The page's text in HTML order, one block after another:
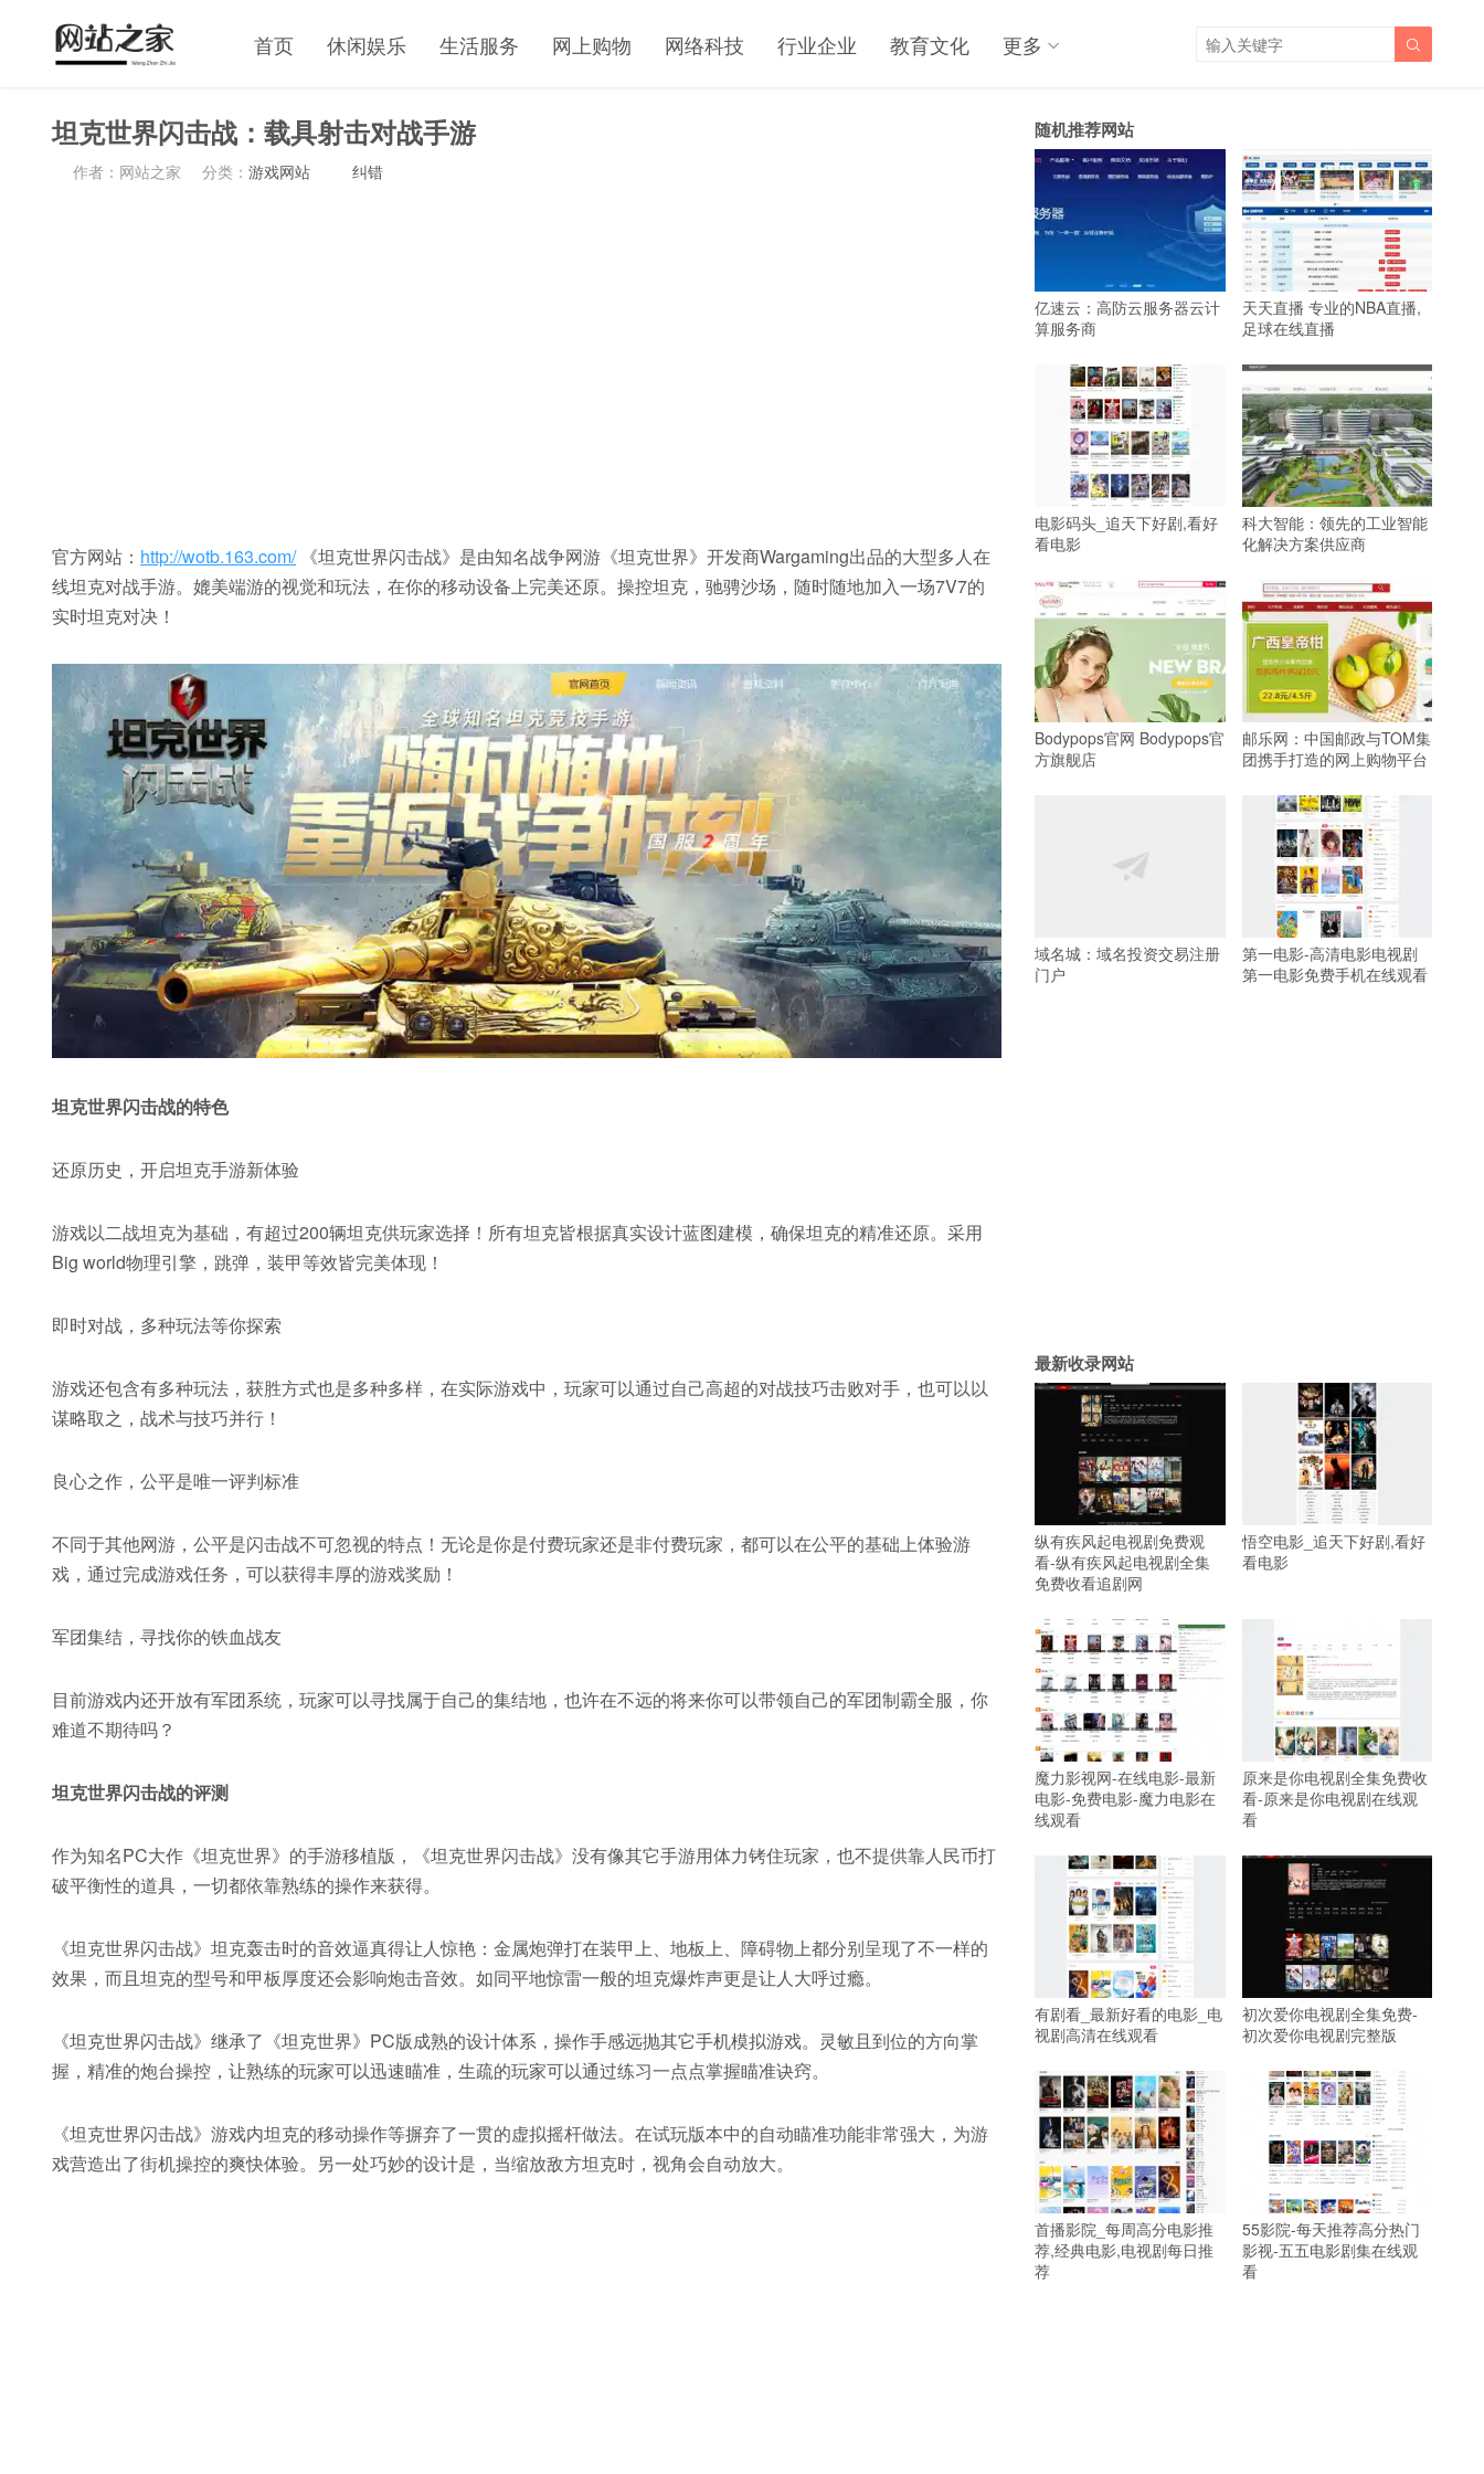
首页 休闲娱乐 生活服务 网上购物 网络科技 行业企业 教育文化 更多 
坦克世界闪击战：载具射击对战手游
作者：网站之家 分类： 游戏网站 纠错
官方网站： http://wotb.163.com/《坦克世界闪击战》是由知名战争网游《坦克世界》开发商Wargaming出品的大型多人在
线坦克对战手游。媲美端游的视觉和玩法，在你的移动设备上完美还原。操控坦克，驰骋沙场，随时随地加入一场7V7的
实时坦克对决！
坦克世界闪击战的特色
还原历史，开启坦克手游新体验
游戏以二战坦克为基础，有超过200辆坦克供玩家选择！所有坦克皆根据真实设计蓝图建模，确保坦克的精准还原。采用
Big world物理引擎，跳弹，装甲等效皆完美体现！
即时对战，多种玩法等你探索
游戏还包含有多种玩法，获胜方式也是多种多样，在实际游戏中，玩家可以通过自己高超的对战技巧击败对手，也可以以
谋略取之，战术与技巧并行！
良心之作，公平是唯一评判标准
不同于其他网游，公平是闪击战不可忽视的特点！无论是你是付费玩家还是非付费玩家，都可以在公平的基础上体验游
戏，通过完成游戏任务，可以获得丰厚的游戏奖励！
军团集结，寻找你的铁血战友
目前游戏内还开放有军团系统，玩家可以寻找属于自己的集结地，也许在不远的将来你可以带领自己的军团制霸全服，你
难道不期待吗？
坦克世界闪击战的评测
作为知名PC大作《坦克世界》的手游移植版，《坦克世界闪击战》没有像其它手游用体力铐住玩家，也不提供靠人民币打
破平衡性的道具，一切都依靠熟练的操作来获得。
《坦克世界闪击战》坦克轰击时的音效逼真得让人惊艳：金属炮弹打在装甲上、地板上、障碍物上都分别呈现了不一样的
效果，而且坦克的型号和甲板厚度还会影响炮击音效。如同平地惊雷一般的坦克爆炸声更是让人大呼过瘾。
《坦克世界闪击战》继承了《坦克世界》PC版成熟的设计体系，操作手感远抛其它手机模拟游戏。灵敏且到位的方向掌
握，精准的炮台操控，让熟练的玩家可以迅速瞄准，生疏的玩家可以通过练习一点点掌握瞄准诀窍。
《坦克世界闪击战》游戏内坦克的移动操作等摒弃了一贯的虚拟摇杆做法。在试玩版本中的自动瞄准功能非常强大，为游
戏营造出了街机操控的爽快体验。另一处巧妙的设计是，当缩放敌方坦克时，视角会自动放大。
随机推荐网站
亿速云：高防云服务器云计
算服务商
天天直播 专业的NBA直播,
足球在线直播
电影码头_追天下好剧,看好
看电影
科大智能：领先的工业智能
化解决方案供应商
Bodypops官网 Bodypops官
方旗舰店
邮乐网：中国邮政与TOM集
团携手打造的网上购物平台
域名城：域名投资交易注册
门户
第一电影-高清电影电视剧
第一电影免费手机在线观看
最新收录网站
纵有疾风起电视剧免费观
看-纵有疾风起电视剧全集
免费收看追剧网
悟空电影_追天下好剧,看好
看电影
魔力影视网-在线电影-最新
电影-免费电影-魔力电影在
线观看
原来是你电视剧全集免费收
看-原来是你电视剧在线观
看
有剧看_最新好看的电影_电
视剧高清在线观看
初次爱你电视剧全集免费-
初次爱你电视剧完整版
首播影院_每周高分电影推
荐,经典电影,电视剧每日推
荐
55影院-每天推荐高分热门
影视-五五电影剧集在线观
看